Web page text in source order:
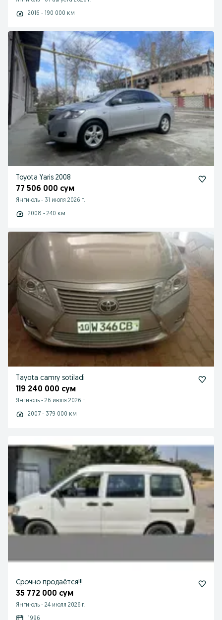
2016 - 190 000 км
Toyota Yaris 2008
77 506 000 сум
Янгиюль - 31 июля 2026 г.
2008 - 240 км
Tayota camry sotiladi
119 240 000 сум
Янгиюль - 26 июля 2026 г.
2007 - 379 000 км
Срочно продаётся!!!
35 772 000 сум
Янгиюль - 24 июля 2026 г.
1996